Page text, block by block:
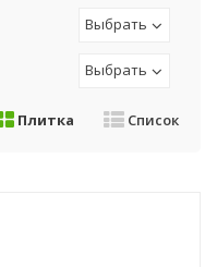
Выбрать
Выбрать
Плитка Список